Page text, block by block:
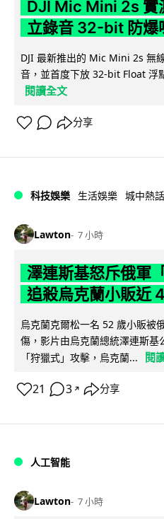
DJI Mic Mini 2s 實
立錄音 32-bit 防爆
DJI 最新推出的 Mic Mini 2s 無
音，並首度下放 32-bit Float 浮
閱讀全文
分享
科技娛樂 生活娛樂 城中熱話
Lawton 7 小時
澤連斯基怒斥俄軍
追殺烏克蘭小販近
烏克蘭克爾松一名 52 歲小販被
傷，影片由烏克蘭總統澤連斯
「狩獵式」攻擊，烏克蘭...
閱
21 3 ↗ 分享
人工智能
Lawton 7 小時